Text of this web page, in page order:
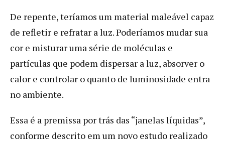
De repente, teríamos um material maleável capaz
de refletir e refratar a luz. Poderíamos mudar sua
cor e misturar uma série de moléculas e
partículas que podem dispersar a luz, absorver o
calor e controlar o quanto de luminosidade entra
no ambiente.
Essa é a premissa por trás das “janelas líquidas”,
conforme descrito em um novo estudo realizado